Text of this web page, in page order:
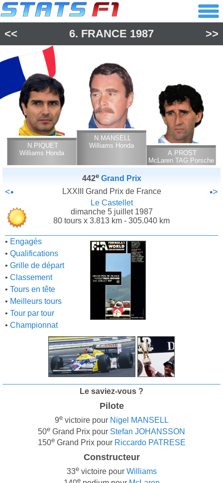
<< 6. FRANCE 1987 >>
N.PIQUET
Williams Honda
N.MANSELL
Williams Honda
A.PROST
McLaren TAG Porsche
442e Grand Prix
<• LXXIII Grand Prix de France •>
Le Castellet
dimanche 5 juillet 1987
80 tours x 3.813 km - 305.040 km
• Engagés
• Qualifications
• Grille de départ
• Classement
• Tours en tête
• Meilleurs tours
• Tour par tour
• Championnat
Le saviez-vous ?
Pilote
9evictoire pour Nigel MANSELL
50e Grand Prix pour Stefan JOHANSSON
150eGrand Prix pour Riccardo PATRESE
Constructeur
33evictoire pour Williams
e